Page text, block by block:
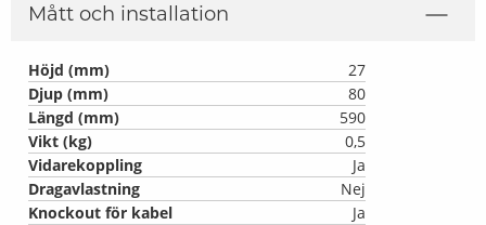
Mått och installation
Höjd (mm)
27
Djup (mm)
80
Längd (mm)
590
Vikt (kg)
0,5
Vidarekoppling
Ja
Dragavlastning
Nej
Knockout för kabel
Ja